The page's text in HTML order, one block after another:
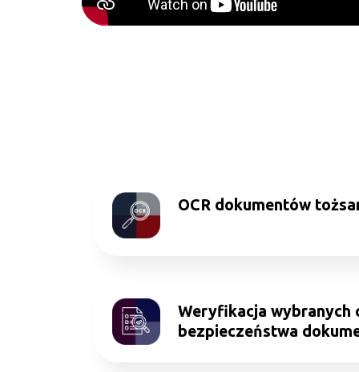
OCR dokumentów
Weryfikacja wybranych
bezpieczeństwa